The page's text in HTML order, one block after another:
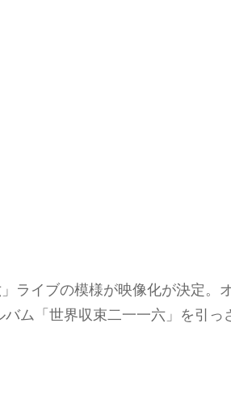
ライブの模様が映像化が決定。
ム「世界収束二一一六」を引っ